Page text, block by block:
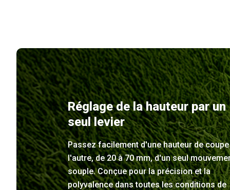
Réglage de la hauteur par un
seul levier
Passez facilement d'une hauteur de
l'autre, de 20 à 70 mm, d'un seul
souple. Conçue pour la précision et la
polyvalence dans toutes les conditions de